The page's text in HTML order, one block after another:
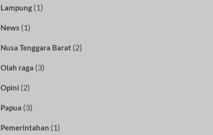
Lampung(1)
News (1)
Nusa Tenggara Barat(2)
Olah raga (3)
Opini (2)
Papua (3)
Pemerintahan (1)